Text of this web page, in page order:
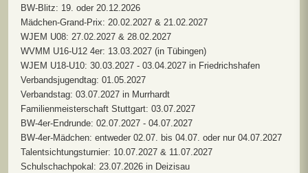
BW-Blitz: 19. oder 20.12.2026
Mädchen-Grand-Prix: 20.02.2027 & 21.02.2027
WJEM U08: 27.02.2027 & 28.02.2027
WVMM U16-U12 4er: 13.03.2027 (in Tübingen)
WJEM U18-U10: 30.03.2027 - 03.04.2027 in Friedrichshafen
Verbandsjugendtag: 01.05.2027
Verbandstag: 03.07.2027 in Murrhardt
Familienmeisterschaft Stuttgart: 03.07.2027
BW-4er-Endrunde: 02.07.2027 - 04.07.2027
BW-4er-Mädchen: entweder 02.07. bis 04.07. oder nur 04.07.2027
Talentsichtungsturnier: 10.07.2027 & 11.07.2027
Schulschachpokal: 23.07.2026 in Deizisau